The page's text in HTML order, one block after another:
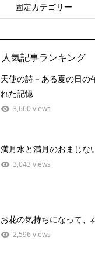
固定カテゴリー
人気記事ランキング
天使の詩－ある夏の日の
れた記憶
3,660 views
満月水と満月のおまじな
3,043 views
お花の気持ちになって、
2,596 views